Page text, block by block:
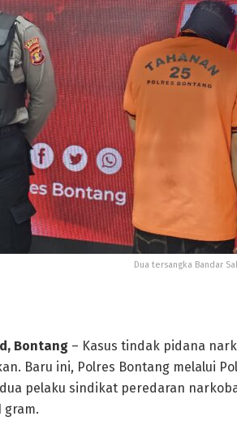
Dua tersangka Bandar
Bontang – Kasus tindak pidana
Baru ini, Polres Bontang melalui
pelaku sindikat peredaran
gram.